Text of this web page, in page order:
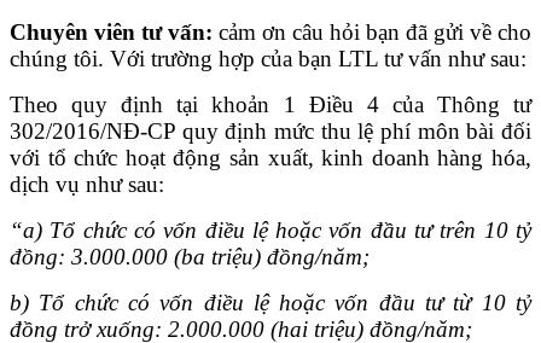
Chuyên viên tư vấn: cảm ơn câu hỏi bạn đã gửi về cho
chúng tôi. Với trường hợp của bạn LTL tư vấn như sau:
Theo quy định tại khoản 1 Điều 4 của Thông tư
302/2016/NĐ-CP quy định mức thu lệ phí môn bài đối
với tổ chức hoạt động sản xuất, kinh doanh hàng hóa,
dịch vụ như sau:
“a) Tổ chức có vốn điều lệ hoặc vốn đầu tư trên 10 tỷ
đồng: 3.000.000 (ba triệu) đồng/năm;
b) Tổ chức có vốn điều lệ hoặc vốn đầu tư từ 10 tỷ
đồng trở xuống: 2.000.000 (hai triệu) đồng/năm;